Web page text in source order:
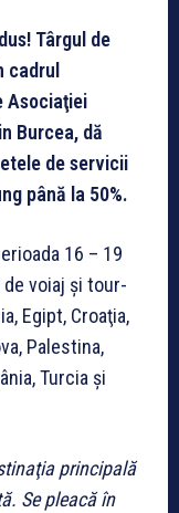
Târgul de
cadrul
Asociaţiei
Burcea, dă
de servicii
până la 50%.
16 – 19
voiaj şi tour-
Egipt, Croaţia,
Palestina,
Turcia şi
principală
Se pleacă în